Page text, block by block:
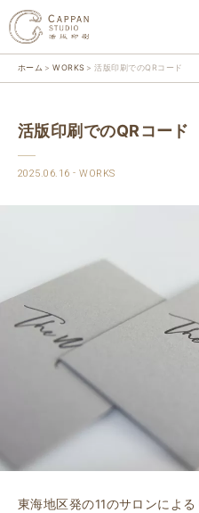
ホーム WORKS 活版印刷でのQRコード
活版印刷でのQRコード
2025.06.16 WORKS
東海地区発の11のサロンによ